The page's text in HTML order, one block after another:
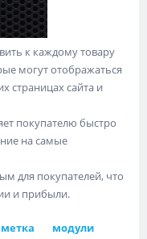
к каждому товару
могут отображаться
страницах сайта и
покупателю быстро
на самые
для покупателей, что
и прибыли.
метка
модули